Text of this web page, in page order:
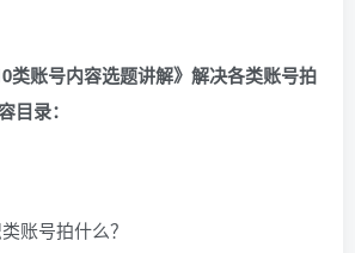
类账号内容选题讲解》解决各类账号拍
目录：
账号拍什么？